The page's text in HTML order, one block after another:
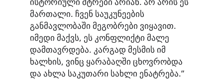
მართალი. ჩვენ საუკუნეების
განმავლობაში მეგობრები ვიყავით.
იმედი მაქვს, ეს კონფლიქტი მალე
დამთავრდება. კარგად მესმის იმ
ხალხის, ვინც ყარაბაღში ცხოვრობდა
და ახლა საკუთარი სახლი ენატრება.”